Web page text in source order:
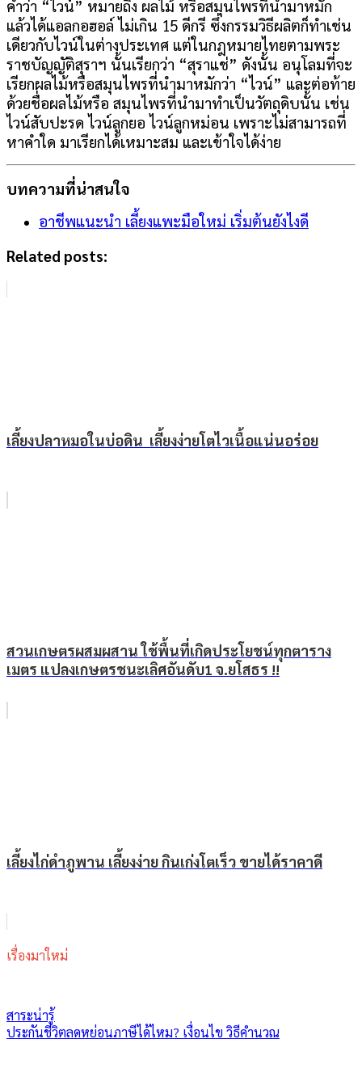
คำว่า “ไวน์” หมายถึง ผลไม้ หรือสมุนไพรที่นำมาหมัก
แล้วได้แอลกอฮอล์ ไม่เกิน 15 ดีกรี ซึ่งกรรมวิธีผลิตก็ทำเช่น
เดียวกับไวน์ในต่างประเทศ แต่ในกฎหมายไทยตามพระ
ราชบัญญัติสุราฯ นั้นเรียกว่า “สุราแช่” ดังนั้น อนุโลมที่จะ
เรียกผลไม้หรือสมุนไพรที่นำมาหมักว่า “ไวน์” และต่อท้าย
ด้วยชื่อผลไม้หรือ สมุนไพรที่นำมาทำเป็นวัตถุดิบนั้น เช่น
ไวน์สับปะรด ไวน์ลูกยอ ไวน์ลูกหม่อน เพราะไม่สามารถที่
หาคำใด มาเรียกได้เหมาะสม และเข้าใจได้ง่าย
บทความที่น่าสนใจ
อาชีพแนะนำ เลี้ยงแพะมือใหม่ เริ่มต้นยังไงดี
Related posts:
เลี้ยงปลาหมอในบ่อดิน เลี้ยงง่ายโตไวเนื้อแน่นอร่อย
สวนเกษตรผสมผสาน ใช้พื้นที่เกิดประโยชน์ทุกตาราง
เมตร แปลงเกษตรชนะเลิศอันดับ1 จ.ยโสธร !!
เลี้ยงไก่ดำภูพาน เลี้ยงง่าย กินเก่งโตเร็ว ขายได้ราคาดี
เรื่องมาใหม่
สาระน่ารู้
ประกันชีวิตลดหย่อนภาษีได้ไหม? เงื่อนไข วิธีคำนวณ